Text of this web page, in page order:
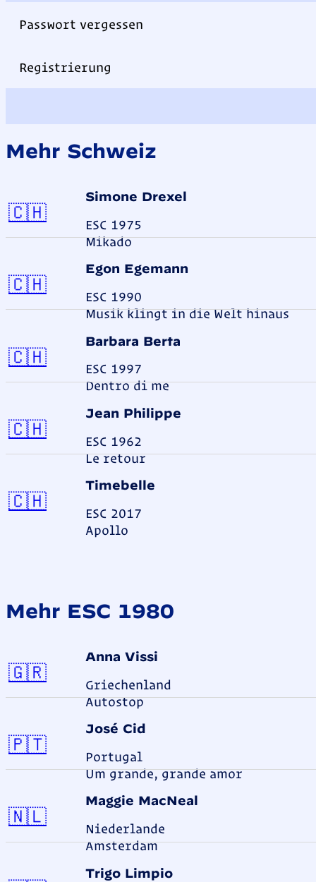
Passwort vergessen
Registrierung
Mehr Schweiz
Simone Drexel
ESC 1975
Mikado
🇨🇭Schweiz
Egon Egemann
ESC 1990
Musik klingt in die Welt hinaus
🇨🇭Schweiz
Barbara Berta
ESC 1997
Dentro di me
🇨🇭Schweiz
Jean Philippe
ESC 1962
Le retour
🇨🇭Schweiz
Timebelle
ESC 2017
Apollo
🇨🇭Schweiz
Mehr ESC 1980
Anna Vissi
Griechenland
Autostop
🇬🇷Griechenland
José Cid
Portugal
Um grande, grande amor
🇵🇹Portugal
Maggie MacNeal
Niederlande
Amsterdam
🇳🇱Niederlande
Trigo Limpio